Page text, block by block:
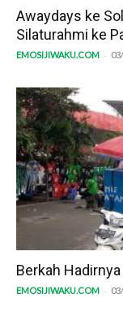
Awaydays ke
Silaturahmi ke
EMOSIJIWAKU.COM -
Berkah
EMOSIJIWAKU.COM -